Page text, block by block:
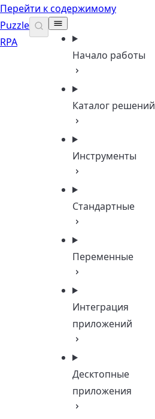
Перейти к содержимому
Puzzle
RPA
Начало работы
Каталог решений
Инструменты
Стандартные
Переменные
Интеграция
приложений
Десктопные
приложения